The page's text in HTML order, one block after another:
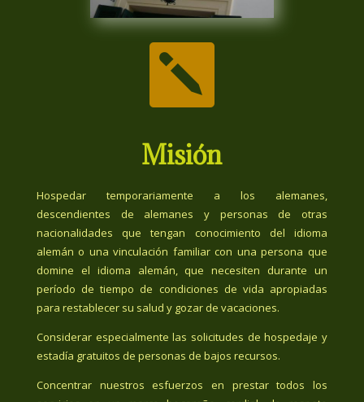

Misión
Hospedar temporariamente a los alemanes,
descendientes de alemanes y personas de otras
nacionalidades que tengan conocimiento del idioma
alemán o una vinculación familiar con una persona que
domine el idioma alemán, que necesiten durante un
período de tiempo de condiciones de vida apropiadas
para restablecer su salud y gozar de vacaciones.
Considerar especialmente las solicitudes de hospedaje y
estadía gratuitos de personas de bajos recursos.
Concentrar nuestros esfuerzos en prestar todos los